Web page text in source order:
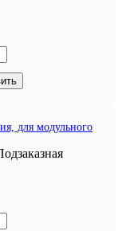
для модульного